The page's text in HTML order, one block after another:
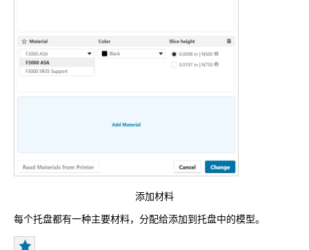
添加材料
每个托盘都有一种主要材料，分配给添加到托盘中的模型。